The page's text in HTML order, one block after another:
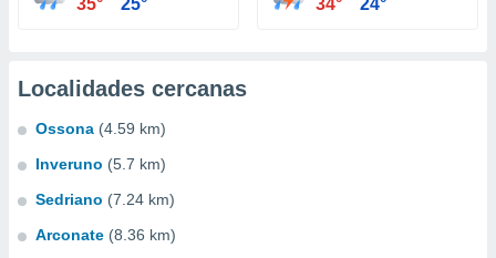
35° 25° 34° 24°
Localidades cercanas
Ossona (4.59 km)
Inveruno (5.7 km)
Sedriano (7.24 km)
Arconate (8.36 km)